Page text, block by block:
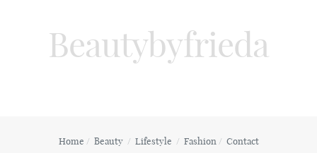
Beautybyfrieda
Home Beauty Lifestyle Fashion
Contact